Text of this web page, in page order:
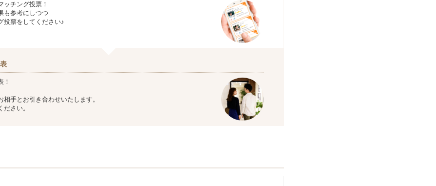
ッチング投票！
も参考にしつつ
投票をしてください♪
！
相手とお引き合わせいたします。
ださい。